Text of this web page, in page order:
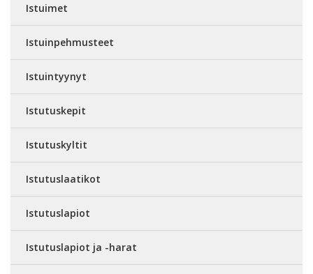
Istuimet
Istuinpehmusteet
Istuintyynyt
Istutuskepit
Istutuskyltit
Istutuslaatikot
Istutuslapiot
Istutuslapiot ja -harat